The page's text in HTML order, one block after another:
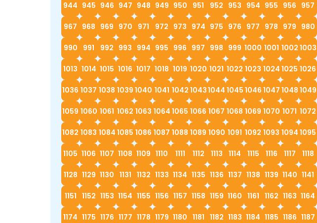
944 945 946 947 948 949 950 951 952 953 954 955 956 957
967 968 969 970 971 972 973 974 975 976 977 978 979 980
990 991 992 993 994 995 996 997 998 999 1000 1001 1002 1003
1013 1014 1015 1016 1017 1018 1019 1020 1021 1022 1023 1024 1025 1026
1036 1037 1038 1039 1040 1041 1042 10431044 1045 1046 1047 1048 1049
1059 1060 1061 1062 1063 1064 1065 1066 1067 1068 1069 1070 1071 1072
1082 1083 1084 1085 1086 1087 1088 1089 1090 1091 1092 1093 1094 1095
1105 1106 1107 1108 1109 1110 1111 1112 1113 1114 1115 1116 1117 1118
1128 1129 1130 1131 1132 1133 1134 1135 1136 1137 1138 1139 1140 1141
1151 1152 1153 1154 1155 1156 1157 1158 1159 1160 1161 1162 1163 1164
1174 1175 1176 1177 1178 1179 1180 1181 1182 1183 1184 1185 1186 1187